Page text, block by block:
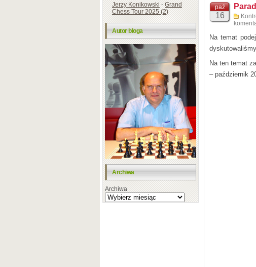
Jerzy Konikowski-Grand
Chess Tour 2025 (2)
Autor bloga
Archiwa
Archiwa
paź
16
Na temat
Na ten temat
– październik